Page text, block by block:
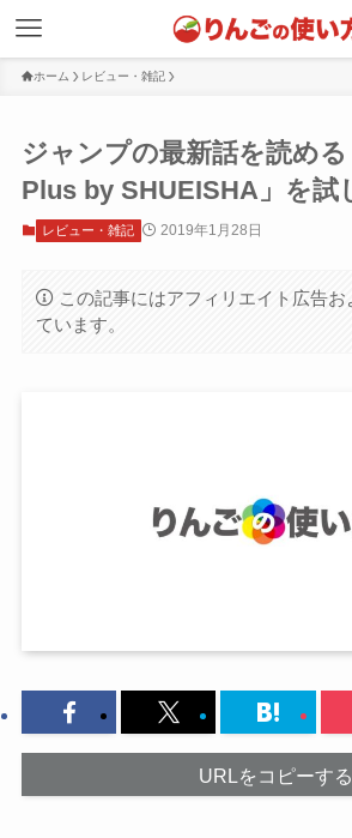
ホーム レビュー・雑記
ジャンプの最新話を読め
Plus by SHUEISHA」を試
レビュー・雑記 2019年1月28日
この記事にはアフィリエイト広告
ています。
URLをコピーする